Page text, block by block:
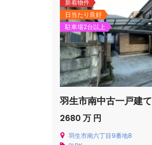
新着物件
日当たり良好
駐車場2台以上
羽生市南中古一戸建て
2680 万 円
羽生市南六丁目9番地8